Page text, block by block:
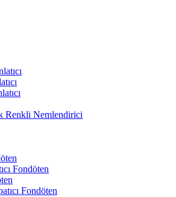
Renkli Nemlendirici
Fondöten
Fondöten